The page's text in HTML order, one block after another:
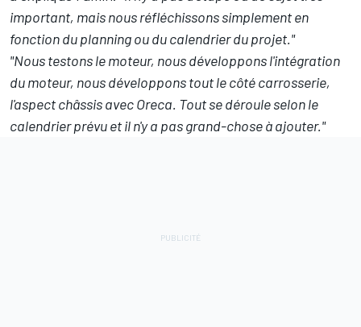
important, mais nous réfléchissons simplement en
fonction du planning ou du calendrier du projet."
"Nous testons le moteur, nous développons l'intégration
du moteur, nous développons tout le côté carrosserie,
l'aspect châssis avec Oreca. Tout se déroule selon le
calendrier prévu et il n'y a pas grand-chose à ajouter."